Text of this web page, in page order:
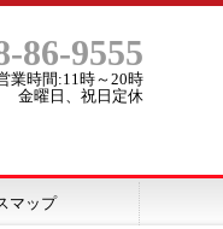
86-9555
業時間:11時～20時
金曜日、祝日定休
マップ